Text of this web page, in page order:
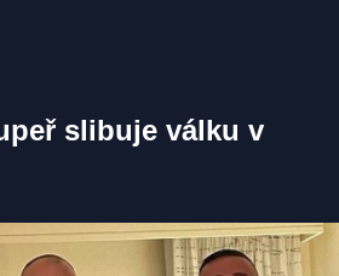
slibuje válku v